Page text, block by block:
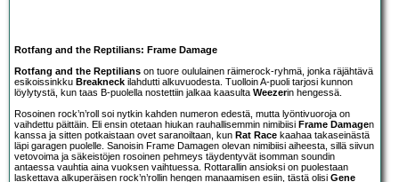
Rotfang and the Reptilians: Frame Damage
Rotfang and the Reptilians on tuore oululainen räimerock-ryhmä, jonka räjähtävä
esikoissinkku Breakneck ilahdutti alkuvuodesta. Tuolloin A-puoli tarjosi kunnon
löylytystä, kun taas B-puolella nostettiin jalkaa kaasulta Weezerin hengessä.
Rosoinen rock’n’roll soi nytkin kahden numeron edestä, mutta lyöntivuoroja on
vaihdettu päittäin. Eli ensin otetaan hiukan rauhallisemmin nimibiisi Frame Damagen
kanssa ja sitten potkaistaan ovet saranoiltaan, kun Rat Race kaahaa takaseinästä
läpi garagen puolelle. Sanoisin Frame Damagen olevan nimibiisi aiheesta, sillä siivun
vetovoima ja säkeistöjen rosoinen pehmeys täydentyvät isomman soundin
antaessa vauhtia aina vuoksen vaihtuessa. Rottarallin ansioksi on puolestaan
laskettava alkuperäisen rock’n’rollin hengen manaamisen esiin, tästä olisi Gene